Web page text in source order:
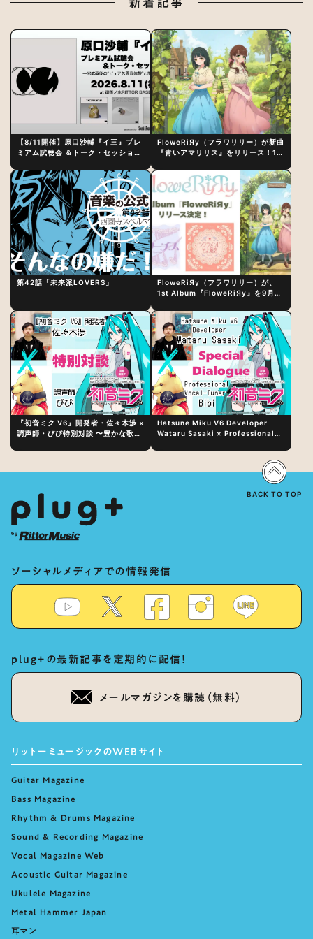
【8/11開催】原口沙輔『イ三』プレ
ミアム試聴会 ＆トーク・セッション
制作秘話
FloweRiЯy（フラワリリー）が新曲
『青いアマリリス』をリリース！1st
第42話「未来派LOVERS」
FloweRiЯy（フラワリリー）が、
1st Album『FloweRiЯy』を9月23
『初音ミク V6』開発者・佐々木渉 ×
調声師・びび特別対談 〜豊かな歌声
Hatsune Miku V6 Developer
Wataru Sasaki × Professional
Vocal Expression Lies in “Love
for the singing characters” and
ソーシャルメディアでの情報発信
plug+の最新記事を定期的に配信！
メールマガジンを購読（無料）
リットーミュージックのWEBサイト
Guitar Magazine
Bass Magazine
Rhythm & Drums Magazine
Sound & Recording Magazine
Vocal Magazine Web
Acoustic Guitar Magazine
Ukulele Magazine
Metal Hammer Japan
耳マン
BACK TO TOP